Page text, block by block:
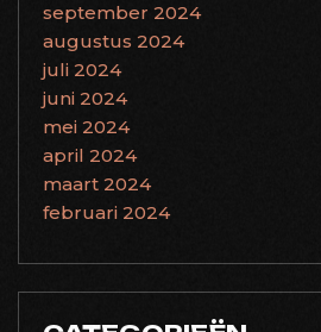
september 2024
augustus 2024
juli 2024
juni 2024
mei 2024
april 2024
maart 2024
februari 2024